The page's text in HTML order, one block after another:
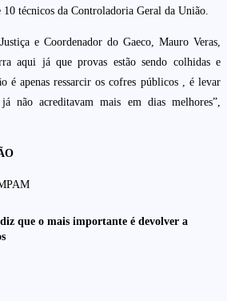
técnicos da Controladoria Geral da União.
e Coordenador do Gaeco, Mauro Veras,
aqui já que provas estão sendo colhidas e
é apenas ressarcir os cofres públicos , é levar
já não acreditavam mais em dias melhores”,
que o mais importante é devolver a